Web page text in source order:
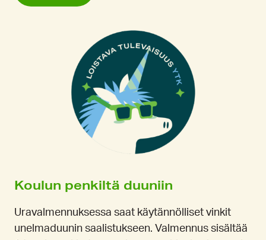
Koulun penkiltä duuniin
Uravalmennuksessa saat käytännölliset vinkit
unelmaduunin saalistukseen. Valmennus sisältää